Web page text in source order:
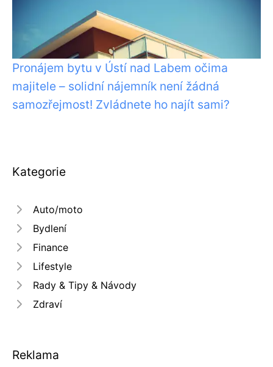
Pronájem bytu v Ústí nad Labem očima
majitele – solidní nájemník není žádná
samozřejmost! Zvládnete ho najít sami?
Kategorie
Auto/moto
Bydlení
Finance
Lifestyle
Rady & Tipy & Návody
Zdraví
Reklama